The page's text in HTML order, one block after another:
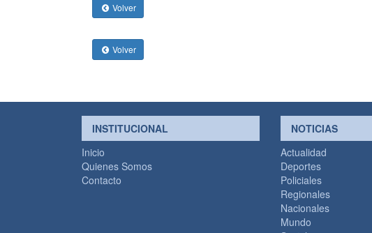
Volver
Volver
INSTITUCIONAL
Inicio
Quienes Somos
Contacto
NOTICIAS
Actualidad
Deportes
Policiales
Regionales
Nacionales
Mundo